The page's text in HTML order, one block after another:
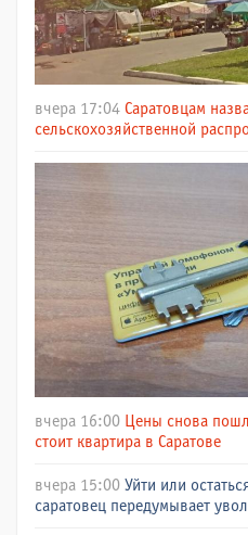
вчера 17:04 Саратовцам
сельскохозяйственной
вчера 16:00 Цены снова
стоит квартира в Саратове
вчера 15:00 Уйти или
саратовец передумывает